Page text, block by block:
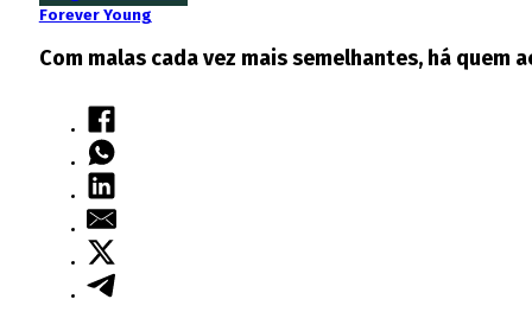
Forever Young
Com malas cada vez mais semelhantes, há quem